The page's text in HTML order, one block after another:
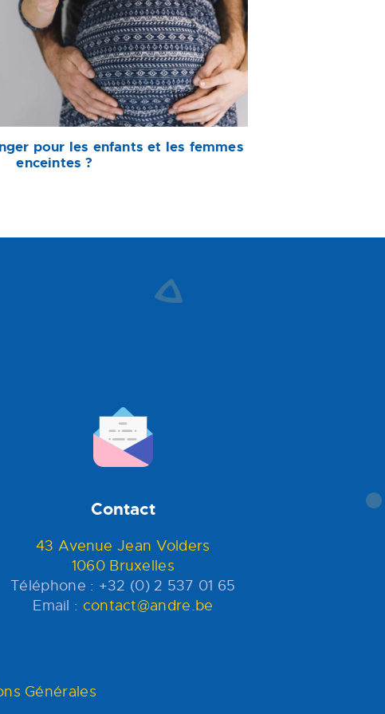
pour les enfants et les femmes
enceintes ?
Contact
43 Avenue Jean Volders
1060 Bruxelles
Téléphone : +32 (0) 2 537 01 65
Email : contact@andre.be
Générales